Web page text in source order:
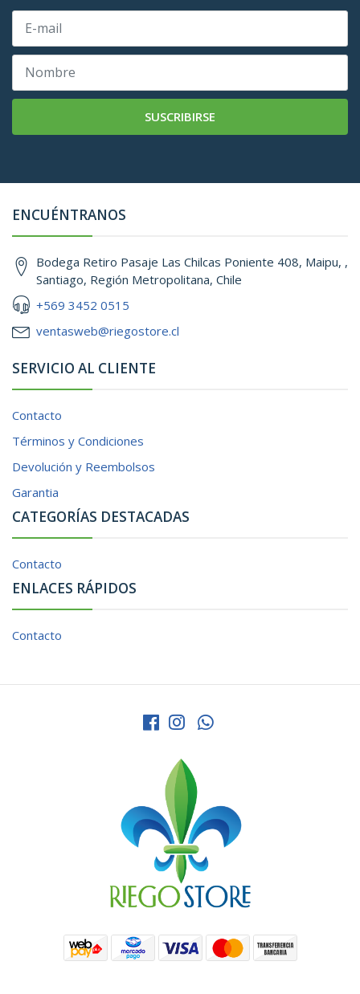
SUSCRIBIRSE
ENCUÉNTRANOS
Bodega Retiro Pasaje Las Chilcas Poniente 408, Maipu, ,
Santiago, Región Metropolitana, Chile
+569 3452 0515
ventasweb@riegostore.cl
SERVICIO AL CLIENTE
Contacto
Términos y Condiciones
Devolución y Reembolsos
Garantia
CATEGORÍAS DESTACADAS
Contacto
ENLACES RÁPIDOS
Contacto